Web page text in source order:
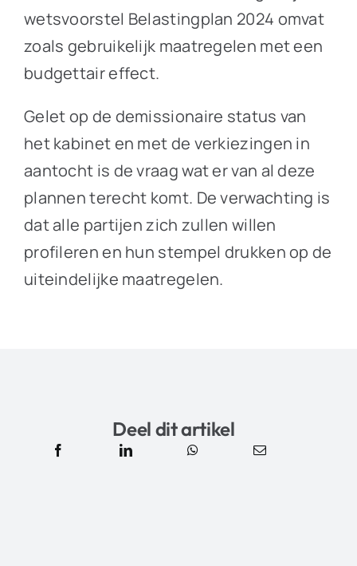
wetsvoorstel Belastingplan 2024 omvat
zoals gebruikelijk maatregelen met een
budgettair effect.
Gelet op de demissionaire status van
het kabinet en met de verkiezingen in
aantocht is de vraag wat er van al deze
plannen terecht komt. De verwachting is
dat alle partijen zich zullen willen
profileren en hun stempel drukken op de
uiteindelijke maatregelen.
Deel dit artikel